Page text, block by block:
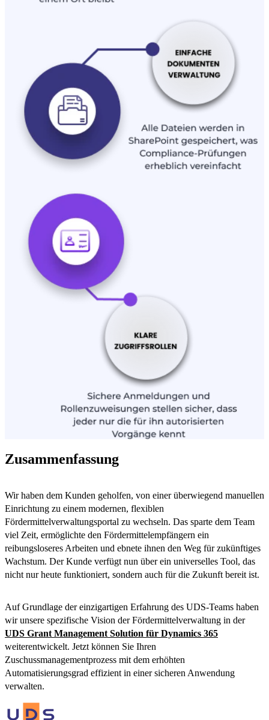
Zusammenfassung
Wir haben dem Kunden geholfen, von einer überwiegend manuellen
Einrichtung zu einem modernen, flexiblen
Fördermittelverwaltungsportal zu wechseln. Das sparte dem Team
viel Zeit, ermöglichte den Fördermittelempfängern ein
reibungsloseres Arbeiten und ebnete ihnen den Weg für zukünftiges
Wachstum. Der Kunde verfügt nun über ein universelles Tool, das
nicht nur heute funktioniert, sondern auch für die Zukunft bereit ist.
Auf Grundlage der einzigartigen Erfahrung des UDS-Teams haben
wir unsere spezifische Vision der Fördermittelverwaltung in der
UDS Grant Management Solution für Dynamics 365
weiterentwickelt. Jetzt können Sie Ihren
Zuschussmanagementprozess mit dem erhöhten
Automatisierungsgrad effizient in einer sicheren Anwendung
verwalten.